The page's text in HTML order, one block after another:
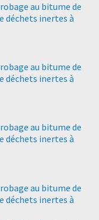
au bitume de
déchets inertes à
au bitume de
déchets inertes à
au bitume de
déchets inertes à
au bitume de
déchets inertes à